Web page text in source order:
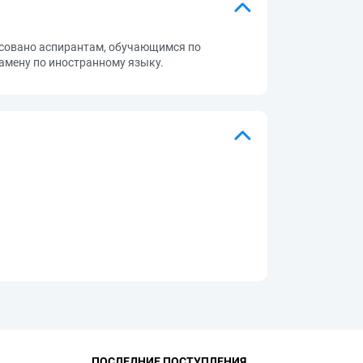
аспирантам, обучающимся по
по иностранному языку.